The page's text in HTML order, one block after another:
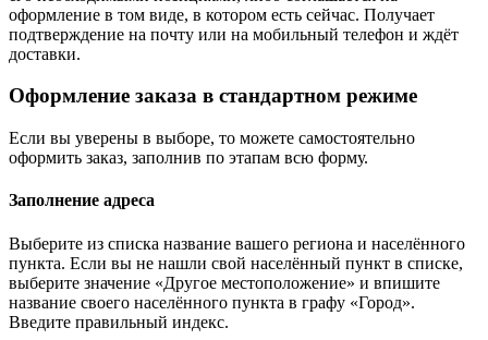
оформление в том виде, в котором есть сейчас. Получает
подтверждение на почту или на мобильный телефон и ждёт
доставки.
Оформление заказа в стандартном режиме
Если вы уверены в выборе, то можете самостоятельно
оформить заказ, заполнив по этапам всю форму.
Заполнение адреса
Выберите из списка название вашего региона и населённого
пункта. Если вы не нашли свой населённый пункт в списке,
выберите значение «Другое местоположение» и впишите
название своего населённого пункта в графу «Город».
Введите правильный индекс.